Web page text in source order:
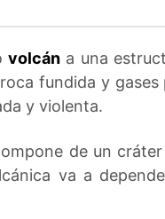
volcána una
fundida y
y violenta.
de un
va a